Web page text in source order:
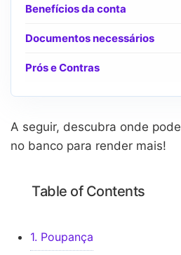
Benefícios da conta
Documentos necessários
Prós e Contras
A seguir, descubra onde pode
no banco para render mais!
Table of Contents
1. Poupança